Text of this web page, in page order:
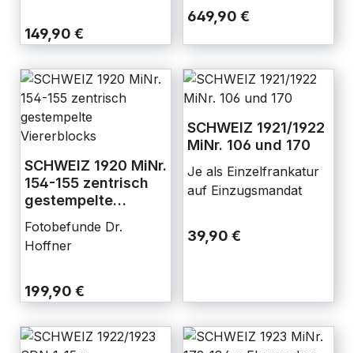
149,90 €
649,90 €
SCHWEIZ 1920 MiNr.
154-155 zentrisch
gestempelte
Fotobefunde Dr.
Hoffner
199,90 €
SCHWEIZ 1921/1922
MiNr. 106 und 170
Je als Einzelfrankatur
auf Einzugsmandat
39,90 €